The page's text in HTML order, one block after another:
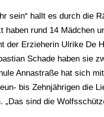
sein“ hallt es durch die
rund 14 Mädchen
der Erzieherin Ulrike De
Schade haben sie
Annastraße hat sich
bis Zehnjährigen die
„Das sind die